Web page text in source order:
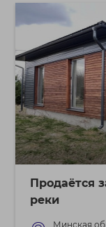
Продаётся
реки
Минская